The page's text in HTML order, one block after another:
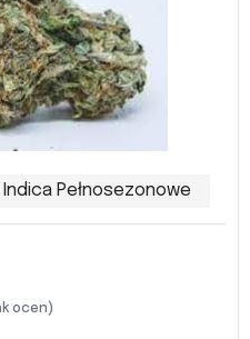
Pełnosezonowe
ocen)